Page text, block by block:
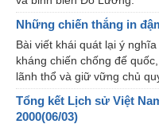
Những chiến thắng in
Bài viết khái quát lại ý
kháng chiến chống đế
lãnh thổ và giữ vững chủ
Tổng kết Lịch sử Việt
2000(06/03)